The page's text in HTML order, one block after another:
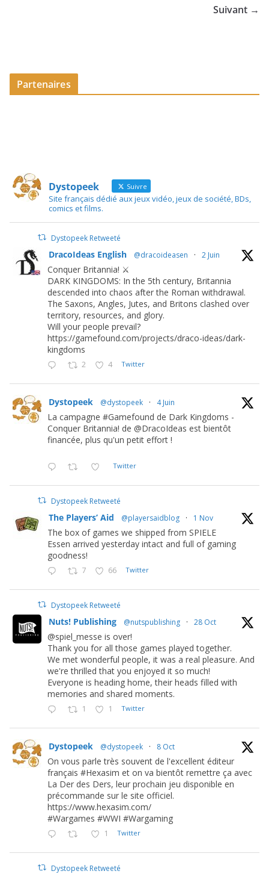
Suivant →
Partenaires
Dystopeek Suivre
Site français dédié aux jeux vidéo, jeux de société, BDs,
comics et films.
Dystopeek Retweeté
DracoIdeas English @dracoideasen · 2 Juin
Conquer Britannia! ⚔️
DARK KINGDOMS: In the 5th century, Britannia
descended into chaos after the Roman withdrawal.
The Saxons, Angles, Jutes, and Britons clashed over
territory, resources, and glory.
Will your people prevail?
https://gamefound.com/projects/draco-ideas/dark-
kingdoms
2 4 Twitter
Dystopeek @dystopeek · 4 Juin
La campagne #Gamefound de Dark Kingdoms -
Conquer Britannia! de @DracoIdeas est bientôt
financée, plus qu'un petit effort !
Twitter
Dystopeek Retweeté
The Players’ Aid @playersaidblog · 1 Nov
The box of games we shipped from SPIELE
Essen arrived yesterday intact and full of gaming
goodness!
7 66 Twitter
Dystopeek Retweeté
Nuts! Publishing @nutspublishing · 28 Oct
@spiel_messe is over!
Thank you for all those games played together.
We met wonderful people, it was a real pleasure. And
we're thrilled that you enjoyed it so much!
Everyone is heading home, their heads filled with
memories and shared moments.
1 1 Twitter
Dystopeek @dystopeek · 8 Oct
On vous parle très souvent de l'excellent éditeur
français #Hexasim et on va bientôt remettre ça avec
La Der des Ders, leur prochain jeu disponible en
précommande sur le site officiel.
https://www.hexasim.com/
#Wargames #WWI #Wargaming
1 Twitter
Dystopeek Retweeté